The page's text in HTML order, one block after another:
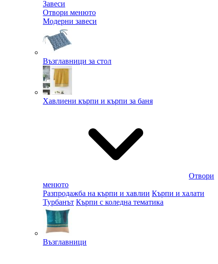
Завеси
Отвори менюто
Модерни завеси
Възглавници за стол
Хавлиени кърпи и кърпи за баня
Отвори
менюто
Разпродажба на кърпи и хавлии Кърпи и халати
Турбанът Кърпи с коледна тематика
Възглавници